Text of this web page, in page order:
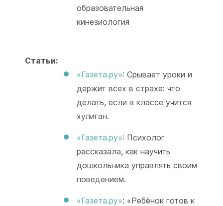
образовательная
кинезиология
Статьи:
«Газета.ру»: Срывает уроки и
держит всех в страхе: что
делать, если в классе учится
хулиган.
«Газета.ру»: Психолог
рассказала, как научить
дошкольника управлять своим
поведением.
«Газета.ру»: «Ребёнок готов к